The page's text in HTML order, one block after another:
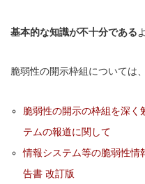
基本的な知識が不十分である
脆弱性の開示枠組については、
脆弱性の開示の枠組を深く
テムの報道に関して
情報システム等の脆弱性情
告書 改訂版